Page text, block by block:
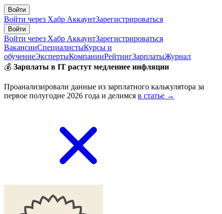
Войти
Войти через Хабр АккаунтЗарегистрироваться
Войти
Войти через Хабр АккаунтЗарегистрироваться
ВакансииСпециалистыКурсы и
обучениеЭкспертыКомпанииРейтингЗарплатыЖурнал
💰 Зарплаты в IT растут медленнее инфляции
Проанализировали данные из зарплатного калькулятора за
первое полугодие 2026 года и делимся в статье →